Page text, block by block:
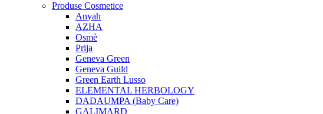
Produse Cosmetice
Anyah
AZHA
Osmè
Prija
Geneva Green
Geneva Guild
Green Earth Lusso
ELEMENTAL HERBOLOGY
DADAUMPA (Baby Care)
GALIMARD